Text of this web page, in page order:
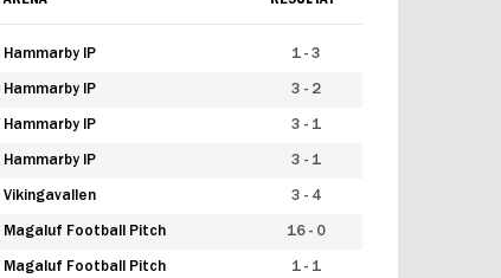
Hammarby IP 1 - 3
Hammarby IP 3 - 2
Hammarby IP 3 - 1
Hammarby IP 3 - 1
Vikingavallen 3 - 4
Magaluf Football Pitch 16 - 0
Magaluf Football Pitch 1 - 1